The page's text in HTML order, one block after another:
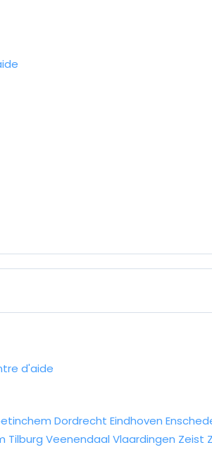
d'aide
Dordrecht Eindhoven
Tilburg Veenendaal Vlaardingen Zeist